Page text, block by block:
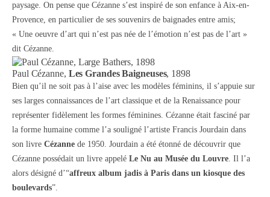
paysage. On pense que Cézanne s’est inspiré de son enfance à Aix-en-
Provence, en particulier de ses souvenirs de baignades entre amis;
« Une oeuvre d’art qui n’est pas née de l’émotion n’est pas de l’art »
dit Cézanne.
Paul Cézanne, Les Grandes Baigneuses, 1898
Bien qu’il ne soit pas à l’aise avec les modèles féminins, il s’appuie sur
ses larges connaissances de l’art classique et de la Renaissance pour
représenter fidèlement les formes féminines. Cézanne était fasciné par
la forme humaine comme l’a souligné l’artiste Francis Jourdain dans
son livre Cézanne de 1950. Jourdain a été étonné de découvrir que
Cézanne possédait un livre appelé Le Nu au Musée du Louvre. Il l’a
alors désigné d’“affreux album jadis à Paris dans un kiosque des
boulevards”.